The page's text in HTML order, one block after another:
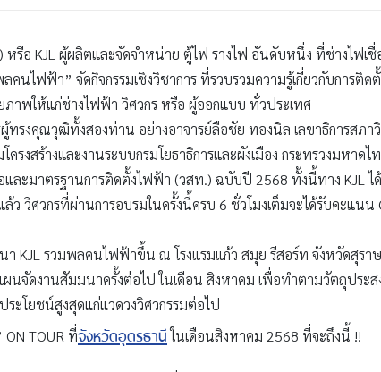
หรือ KJL ผู้ผลิตและจัดจำหน่าย ตู้ไฟ รางไฟ อันดับหนึ่ง ที่ช่างไฟเ
นไฟฟ้า” จัดกิจกรรมเชิงวิชาการ ที่รวบรวมความรู้เกี่ยวกับการติด
าพให้แก่ช่างไฟฟ้า วิศวกร หรือ ผู้ออกแบบ ทั่วประเทศ
ทรงคุณวุฒิทั้งสองท่าน อย่างอาจารย์ลือชัย ทองนิล เลขาธิการสภา
รงสร้างและงานระบบกรมโยธาธิการและผังเมือง กระทรวงมหาด
ละมาตรฐานการติดตั้งไฟฟ้า (วสท.) ฉบับปี 2568 ทั้งนี้ทาง KJL ไ
ล้ว วิศวกรที่ผ่านการอบรมในครั้งนี้ครบ 6 ชั่วโมงเต็มจะได้รับคะแน
KJL รวมพลคนไฟฟ้าขึ้น ณ โรงแรมแก้ว สมุย รีสอร์ท จังหวัดสุรา
นจัดงานสัมมนาครั้งต่อไป ในเดือน สิงหาคม เพื่อทำตามวัตถุประ
ะโยชน์สูงสุดแก่แวดวงวิศวกรรมต่อไป
TOUR ที่จังหวัดอุดรธานีในเดือนสิงหาคม 2568 ที่จะถึงนี้ !!